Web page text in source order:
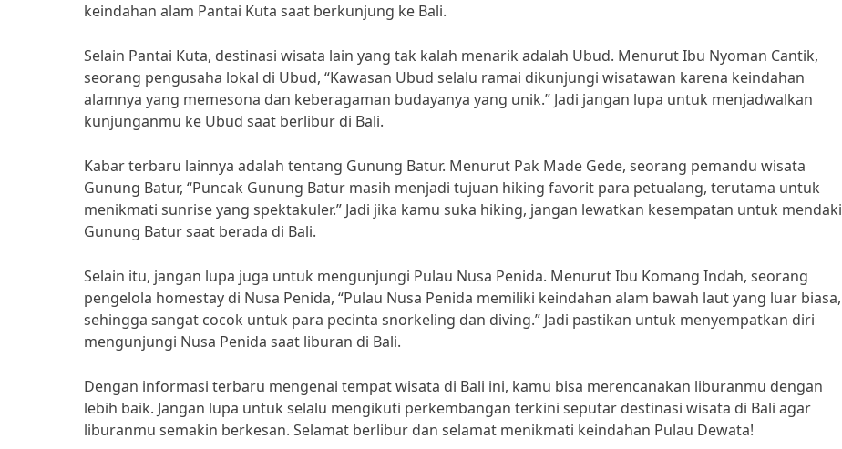
keindahan alam Pantai Kuta saat berkunjung ke Bali.
Selain Pantai Kuta, destinasi wisata lain yang tak kalah menarik adalah Ubud. Menurut Ibu Nyoman Cantik,
seorang pengusaha lokal di Ubud, “Kawasan Ubud selalu ramai dikunjungi wisatawan karena keindahan
alamnya yang memesona dan keberagaman budayanya yang unik.” Jadi jangan lupa untuk menjadwalkan
kunjunganmu ke Ubud saat berlibur di Bali.
Kabar terbaru lainnya adalah tentang Gunung Batur. Menurut Pak Made Gede, seorang pemandu wisata
Gunung Batur, “Puncak Gunung Batur masih menjadi tujuan hiking favorit para petualang, terutama untuk
menikmati sunrise yang spektakuler.” Jadi jika kamu suka hiking, jangan lewatkan kesempatan untuk mendaki
Gunung Batur saat berada di Bali.
Selain itu, jangan lupa juga untuk mengunjungi Pulau Nusa Penida. Menurut Ibu Komang Indah, seorang
pengelola homestay di Nusa Penida, “Pulau Nusa Penida memiliki keindahan alam bawah laut yang luar biasa,
sehingga sangat cocok untuk para pecinta snorkeling dan diving.” Jadi pastikan untuk menyempatkan diri
mengunjungi Nusa Penida saat liburan di Bali.
Dengan informasi terbaru mengenai tempat wisata di Bali ini, kamu bisa merencanakan liburanmu dengan
lebih baik. Jangan lupa untuk selalu mengikuti perkembangan terkini seputar destinasi wisata di Bali agar
liburanmu semakin berkesan. Selamat berlibur dan selamat menikmati keindahan Pulau Dewata!